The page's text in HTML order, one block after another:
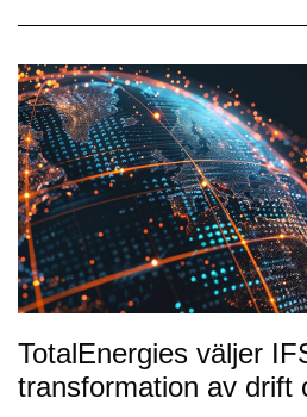
TotalEnergies väljer
transformation av drift